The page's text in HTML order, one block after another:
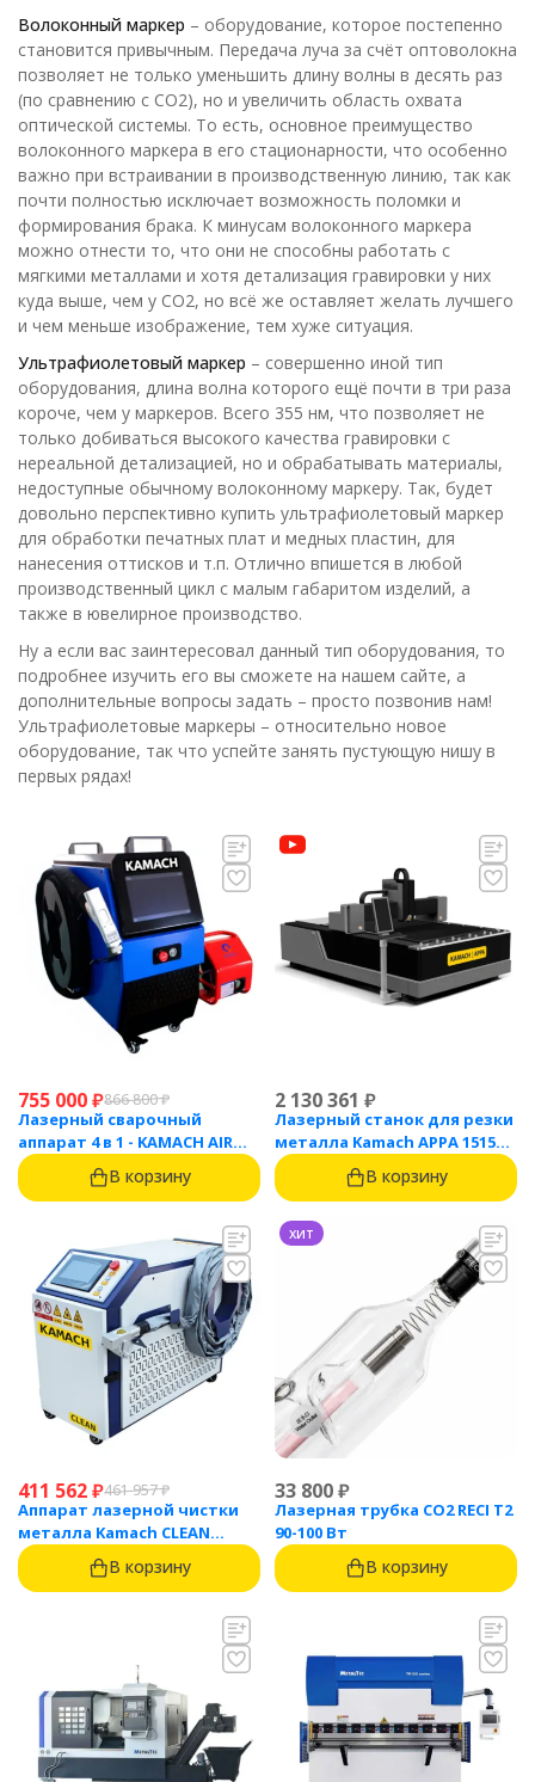
Волоконный маркер – оборудование, которое постепенно
становится привычным. Передача луча за счёт оптоволокна
позволяет не только уменьшить длину волны в десять раз
(по сравнению с СО2), но и увеличить область охвата
оптической системы. То есть, основное преимущество
волоконного маркера в его стационарности, что особенно
важно при встраивании в производственную линию, так как
почти полностью исключает возможность поломки и
формирования брака. К минусам волоконного маркера
можно отнести то, что они не способны работать с
мягкими металлами и хотя детализация гравировки у них
куда выше, чем у СО2, но всё же оставляет желать лучшего
и чем меньше изображение, тем хуже ситуация.
Ультрафиолетовый маркер – совершенно иной тип
оборудования, длина волна которого ещё почти в три раза
короче, чем у маркеров. Всего 355 нм, что позволяет не
только добиваться высокого качества гравировки с
нереальной детализацией, но и обрабатывать материалы,
недоступные обычному волоконному маркеру. Так, будет
довольно перспективно купить ультрафиолетовый маркер
для обработки печатных плат и медных пластин, для
нанесения оттисков и т.п. Отлично впишется в любой
производственный цикл с малым габаритом изделий, а
также в ювелирное производство.
Ну а если вас заинтересовал данный тип оборудования, то
подробнее изучить его вы сможете на нашем сайте, а
дополнительные вопросы задать – просто позвонив нам!
Ультрафиолетовые маркеры – относительно новое
оборудование, так что успейте занять пустующую нишу в
первых рядах!
755 000₽866 800₽
Лазерный сварочный
аппарат 4 в 1 - KAMACH AIR
1500
В корзину
2 130 361 ₽
Лазерный станок для резки
металла Kamach APPA 1515
(1500 Вт)
В корзину
411 562₽461 957₽
Аппарат лазерной чистки
металла Kamach CLEAN
1500BW
В корзину
хит
33 800₽
Лазерная трубка CO2 RECI T2
90-100 Вт
В корзину